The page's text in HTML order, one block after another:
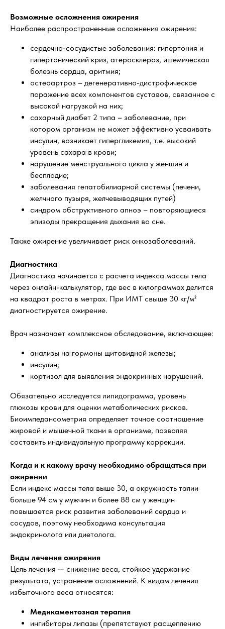
Возможные осложнения ожирения
Наиболее распространенные осложнения ожирения:
сердечно-сосудистые заболевания: гипертония и
гипертонический криз, атеросклероз, ишемическая
болезнь сердца, аритмия;
остеоартроз – дегенеративно-дистрофическое
поражение всех компонентов суставов, связанное с
высокой нагрузкой на них;
сахарный диабет 2 типа – заболевание, при
котором организм не может эффективно усваивать
инсулин, возникает гипергликемия, т.е. высокий
уровень сахара в крови;
нарушение менструального цикла у женщин и
бесплодие;
заболевания гепатобилиарной системы (печени,
желчного пузыря, желчевыводящих путей)
синдром обструктивного апноэ – повторяющиеся
эпизоды прекращения дыхания во сне.
Также ожирение увеличивает риск онкозаболеваний.
Диагностика
Диагностика начинается с расчета индекса массы тела
через онлайн-калькулятор, где вес в килограммах делится
на квадрат роста в метрах. При ИМТ свыше 30 кг/м²
диагностируется ожирение.
Врач назначает комплексное обследование, включающее:
анализы на гормоны щитовидной железы;
инсулин;
кортизол для выявления эндокринных нарушений.
Обязательно исследуется липидограмма, уровень
глюкозы крови для оценки метаболических рисков.
Биоимпедансометрия определяет точное соотношение
жировой и мышечной ткани в организме, позволяя
составить индивидуальную программу коррекции.
Когда и к какому врачу необходимо обращаться при
ожирении
Если индекс массы тела выше 30, а окружность талии
больше 94 см у мужчин и более 88 см у женщин
повышается риск развития заболеваний сердца и
сосудов, поэтому необходима консультация
эндокринолога или диетолога.
Виды лечения ожирения
Цель лечения — снижение веса, стойкое удержание
результата, устранение осложнений. К видам лечения
избыточного веса относятся:
Медикаментозная терапия
ингибиторы липазы (препятствуют расщеплению